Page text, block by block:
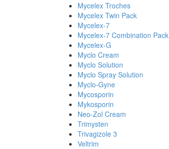
Mycelex Troches
Mycelex Twin Pack
Mycelex-7
Mycelex-7 Combination Pack
Mycelex-G
Myclo Cream
Myclo Solution
Myclo Spray Solution
Myclo-Gyne
Mycosporin
Mykosporin
Neo-Zol Cream
Trimysten
Trivagizole 3
Veltrim